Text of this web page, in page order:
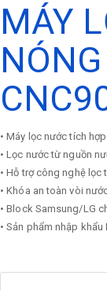
MÁY
• Máy lọc nước tích
• Lọc nước từ nguồn
• Hỗ trợ công nghệ lọc
• Khóa an toàn vòi
• Block Samsung/LG
• Sản phẩm nhập khẩu